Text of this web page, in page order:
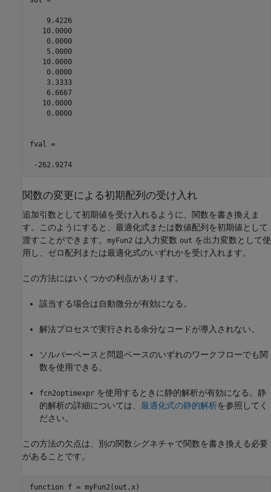
    9.4226
   10.0000
    0.0000
    5.0000
   10.0000
    0.0000
    3.3333
    6.6667
   10.0000
    0.0000
fval =
-262.9274
関数の変更による初期配列の受け入れ
追加引数として初期値を受け入れるように、関数を書き換えま
す。このようにすると、最適化式または数値配列を初期値として
渡すことができます。 myFun2 は入力変数 out を出力変数として使
用し、ゼロ配列または最適化式のいずれかを受け入れます。
この方法にはいくつかの利点があります。
該当する場合は自動微分が有効になる。
解法プロセスで実行される余分なコードが導入されない。
ソルバーベースと問題ベースのいずれのワークフローでも関
数を使用できる。
fcn2optimexpr を使用するときに静的解析が有効になる。静
的解析の詳細については、 最適化式の静的解析を参照してく
ださい。
この方法の欠点は、別の関数シグネチャで関数を書き換える必要
があることです。
function f = myFun2(out,x)